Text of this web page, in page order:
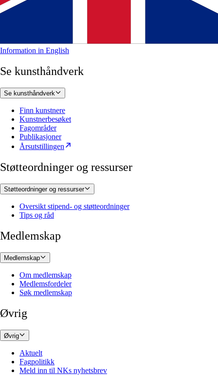
Information in English
Se kunsthåndverk
Se kunsthåndverk
Finn kunstnere
Kunstnerbesøket
Fagområder
Publikasjoner
Årsutstillingen
Støtteordninger og ressurser
Støtteordninger og ressurser
Oversikt stipend- og støtteordninger
Tips og råd
Medlemskap
Medlemskap
Om medlemskap
Medlemsfordeler
Søk medlemskap
Øvrig
Øvrig
Aktuelt
Fagpolitikk
Meld inn til NKs nyhetsbrev